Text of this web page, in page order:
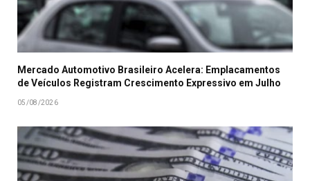
Mercado Automotivo Brasileiro Acelera: Emplacamentos
de Veículos Registram Crescimento Expressivo em Julho
05/08/2026